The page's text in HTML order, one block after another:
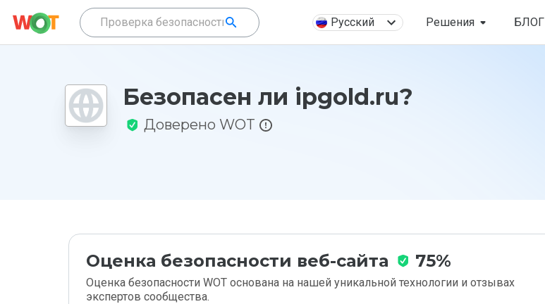
Русский Решения БЛОГ
Безопасен ли ipgold.ru?
Доверено WOT
Оценка безопасности веб-сайта 75%
Оценка безопасности WOT основана на нашей уникальной технологии и отзывах
экспертов сообщества.